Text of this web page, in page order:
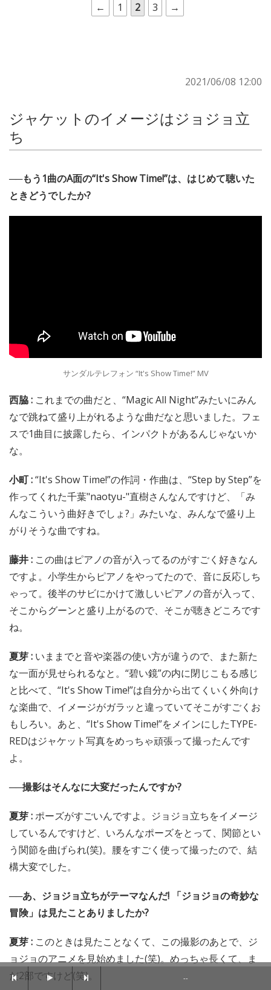
← 1 2 3 →
2021/06/08 12:00
ジャケットのイメージはジョジョ立
ち
──もう1曲のA面の“It's Show Time!”は、はじめて聴いた
ときどうでしたか?
サンダルテレフォン “It's Show Time!” MV
西脇 : これまでの曲だと、“Magic All Night”みたいにみん
なで跳ねて盛り上がれるような曲だなと思いました。フェ
スで1曲目に披露したら、インパクトがあるんじゃないか
な。
小町 :“It's Show Time!”の作詞・作曲は、“Step by Step”を
作ってくれた千葉"naotyu-"直樹さんなんですけど、「み
んなこういう曲好きでしょ?」みたいな、みんなで盛り上
がりそうな曲ですね。
藤井 : この曲はピアノの音が入ってるのがすごく好きなん
ですよ。小学生からピアノをやってたので、音に反応しち
ゃって。後半のサビにかけて激しいピアノの音が入って、
そこからグーンと盛り上がるので、そこが聴きどころです
ね。
夏芽 : いままでと音や楽器の使い方が違うので、また新た
な一面が見せられるなと。“碧い鏡”の内に閉じこもる感じ
と比べて、“It's Show Time!”は自分から出てくいく外向け
な楽曲で、イメージがガラッと違っていてそこがすごくお
もしろい。あと、“It's Show Time!”をメインにしたTYPE-
REDはジャケット写真をめっちゃ頑張って撮ったんです
よ。
──撮影はそんなに大変だったんですか?
夏芽 :ポーズがすごいんですよ。ジョジョ立ちをイメージ
しているんですけど、いろんなポーズをとって、関節とい
う関節を曲げられ(笑)。腰をすごく使って撮ったので、結
構大変でした。
──あ、ジョジョ立ちがテーマなんだ! 「ジョジョの奇妙な
冒険」は見たことありましたか?
夏芽 : このときは見たことなくて、この撮影のあとで、ジ
ョジョのアニメを見始めました(笑)。めっちゃ長くて、ま
だ2部ですけど(笑)。
--